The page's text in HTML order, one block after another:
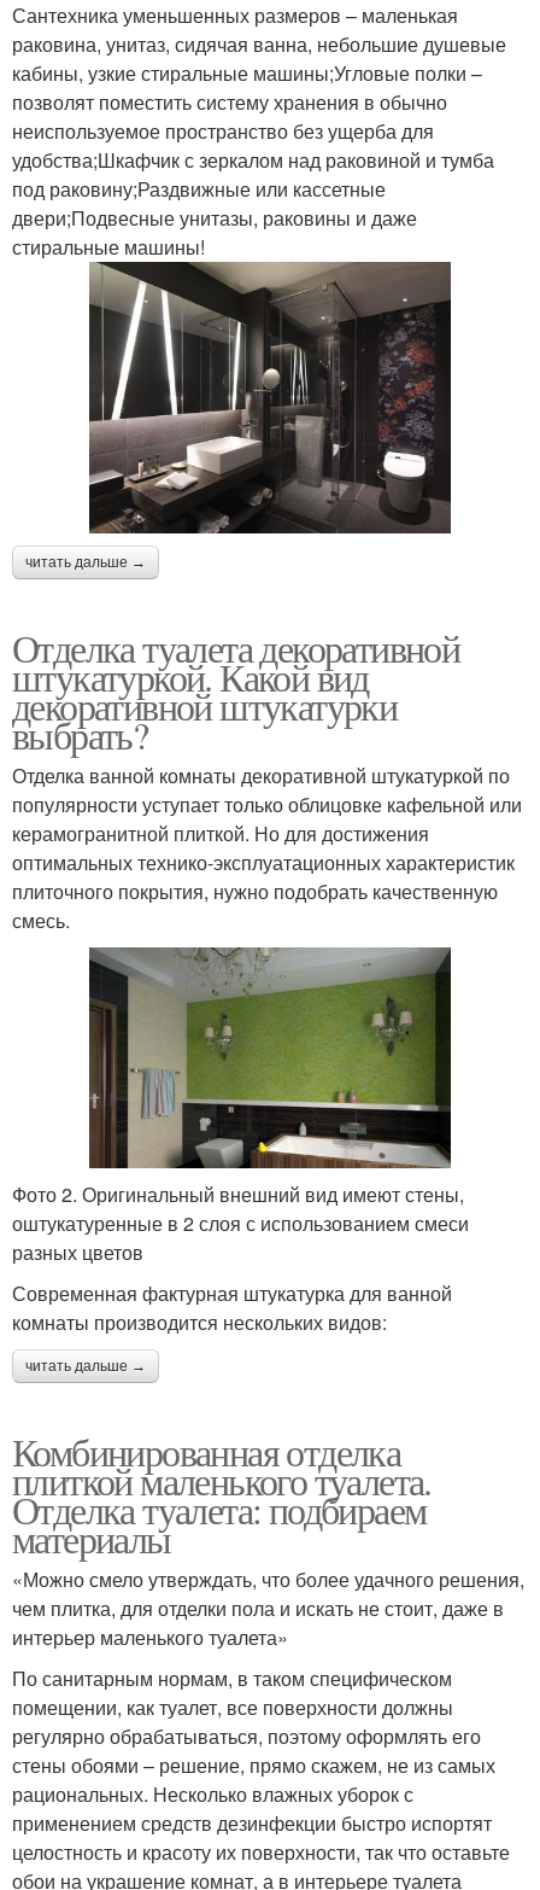
Сантехника уменьшенных размеров – маленькая
раковина, унитаз, сидячая ванна, небольшие душевые
кабины, узкие стиральные машины;Угловые полки –
позволят поместить систему хранения в обычно
неиспользуемое пространство без ущерба для
удобства;Шкафчик с зеркалом над раковиной и тумба
под раковину;Раздвижные или кассетные
двери;Подвесные унитазы, раковины и даже
стиральные машины!
читать дальше →
Отделка туалета декоративной
штукатуркой. Какой вид
декоративной штукатурки
выбрать?
Отделка ванной комнаты декоративной штукатуркой по
популярности уступает только облицовке кафельной или
керамогранитной плиткой. Но для достижения
оптимальных технико-эксплуатационных характеристик
плиточного покрытия, нужно подобрать качественную
смесь.
Фото 2. Оригинальный внешний вид имеют стены,
оштукатуренные в 2 слоя с использованием смеси
разных цветов
Современная фактурная штукатурка для ванной
комнаты производится нескольких видов:
читать дальше →
Комбинированная отделка
плиткой маленького туалета.
Отделка туалета: подбираем
материалы
«Можно смело утверждать, что более удачного решения,
чем плитка, для отделки пола и искать не стоит, даже в
интерьер маленького туалета»
По санитарным нормам, в таком специфическом
помещении, как туалет, все поверхности должны
регулярно обрабатываться, поэтому оформлять его
стены обоями – решение, прямо скажем, не из самых
рациональных. Несколько влажных уборок с
применением средств дезинфекции быстро испортят
целостность и красоту их поверхности, так что оставьте
обои на украшение комнат, а в интерьере туалета